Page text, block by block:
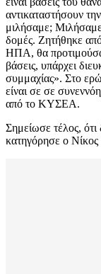
αντικαταστήσουν
μιλήσαμε;
δομές. Ζητήθηκε
ΗΠΑ, θα
βάσεις, υπάρχει
συμμαχίας». Στο
είναι σε σε
από το ΚΥΣΕΑ.
Σημείωσε τέλος, ότι
κατηγόρησε ο Νίκος